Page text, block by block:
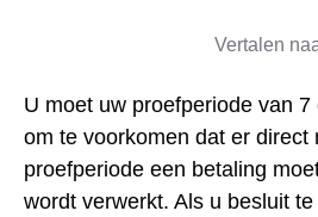
Vertalen
U moet uw proefperiode van
om te voorkomen dat er direct
proefperiode een betaling
wordt verwerkt. Als u besluit